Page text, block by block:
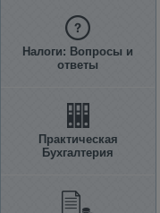
Налоги: Вопросы и
ответы
Практическая
Бухгалтерия